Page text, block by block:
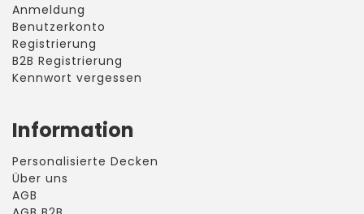
Anmeldung
Benutzerkonto
Registrierung
B2B Registrierung
Kennwort vergessen
Information
Personalisierte Decken
Über uns
AGB